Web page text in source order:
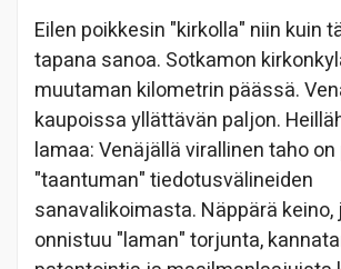
Eilen poikkesin "kirkolla" niin kuin
tapana sanoa. Sotkamon
muutaman kilometrin päässä.
kaupoissa yllättävän paljon.
lamaa: Venäjällä virallinen taho
"taantuman" tiedotusvälineiden
sanavalikoimasta. Näppärä keino,
onnistuu "laman" torjunta,